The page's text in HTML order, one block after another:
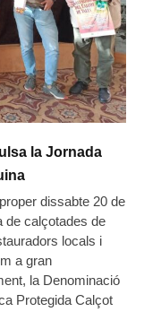
la Jornada
dissabte 20 de
de calçotades de
locals i
a gran
la Denominació
Protegida Calçot